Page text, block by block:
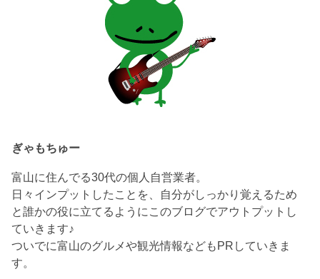
ぎゃもちゅー
富山に住んでる30代の個人自営業者。
日々インプットしたことを、自分がしっかり覚えるため
と誰かの役に立てるようにこのブログでアウトプットし
ていきます♪
ついでに富山のグルメや観光情報などもPRしていきま
す。